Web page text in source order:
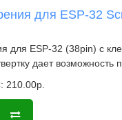
для ESP-32
для ESP-32 (38pin) с
дает возможность
210.00р.